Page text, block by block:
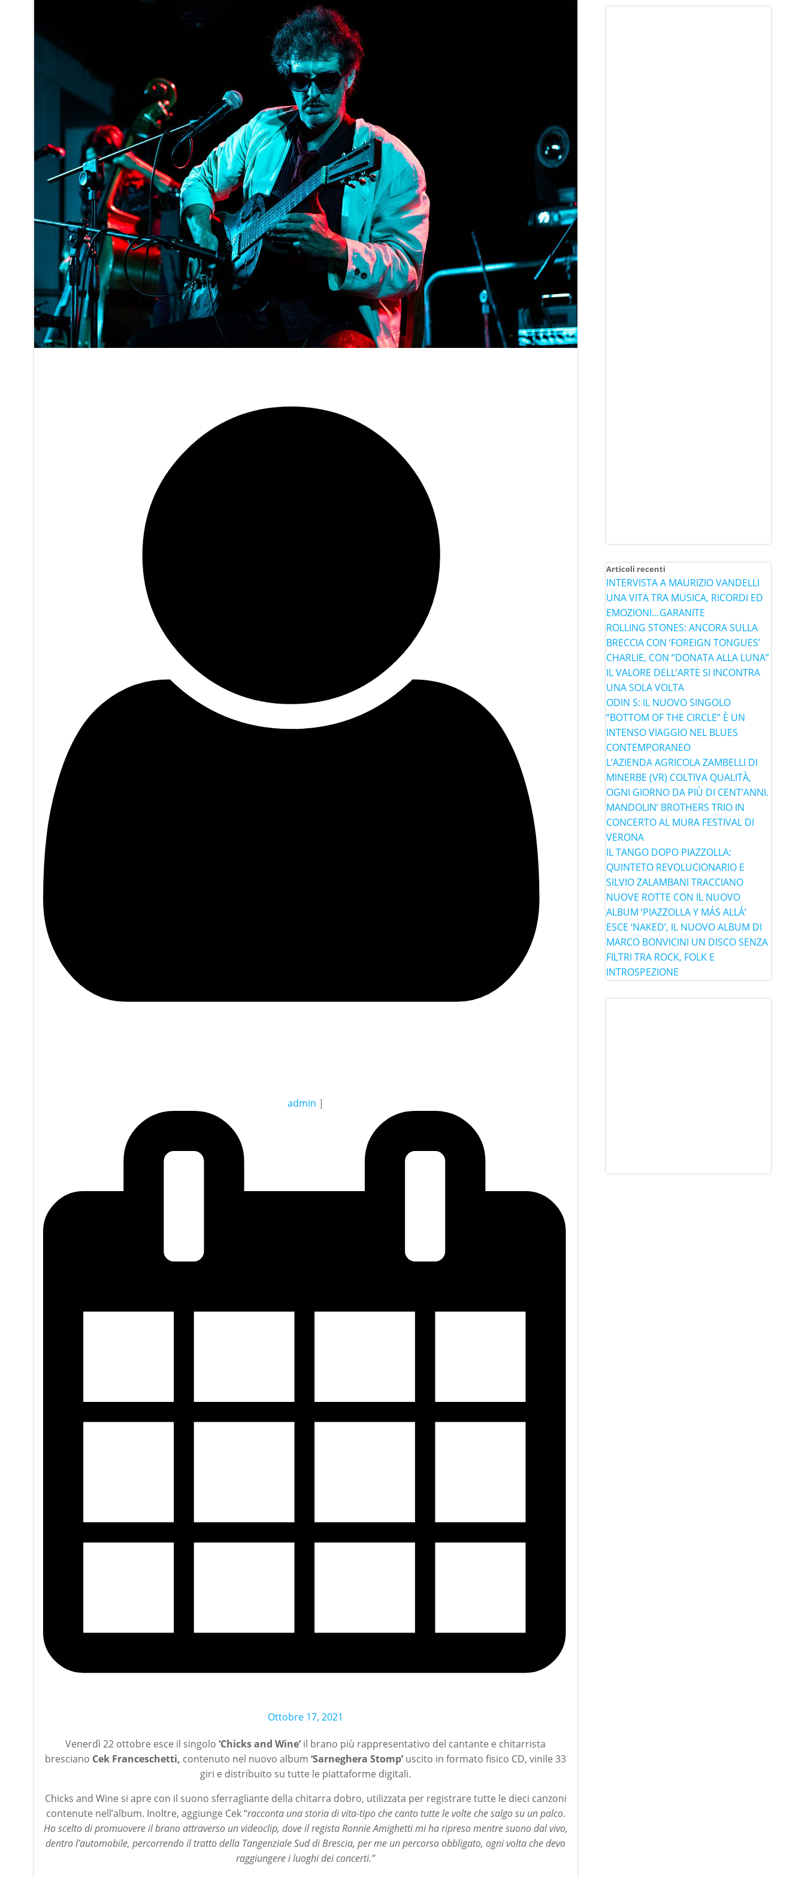
admin |
Ottobre 17, 2021
Venerdì 22 ottobre esce il singolo‘Chicks and Wine’il brano più rappresentativo del cantante e chitarrista
bresciano Cek Franceschetti, contenuto nel nuovo album‘Sarneghera Stomp’uscito in formato fisico CD, vinile 33
giri e distribuito su tutte le piattaforme digitali.
Chicks and Wine si apre con il suono sferragliante della chitarra dobro, utilizzata per registrare tutte le dieci canzoni
contenute nell’album. Inoltre, aggiunge Cek “racconta una storia di vita-tipo che canto tutte le volte che salgo su un palco.
Ho scelto di promuovere il brano attraverso un videoclip, dove il regista Ronnie Amighetti mi ha ripreso mentre suono dal vivo,
dentro l’automobile, percorrendo il tratto della Tangenziale Sud di Brescia, per me un percorso obbligato, ogni volta che devo
raggiungere i luoghi dei concerti.”
Articoli recenti
INTERVISTA A MAURIZIO VANDELLI
UNA VITA TRA MUSICA, RICORDI ED
EMOZIONI…GARANITE
ROLLING STONES: ANCORA SULLA
BRECCIA CON ‘FOREIGN TONGUES’
CHARLIE, CON “DONATA ALLA LUNA”
IL VALORE DELL’ARTE SI INCONTRA
UNA SOLA VOLTA
ODIN S: IL NUOVO SINGOLO
“BOTTOM OF THE CIRCLE” È UN
INTENSO VIAGGIO NEL BLUES
CONTEMPORANEO
L’AZIENDA AGRICOLA ZAMBELLI DI
MINERBE (VR) COLTIVA QUALITÀ,
OGNI GIORNO DA PIÙ DI CENT’ANNI.
MANDOLIN’ BROTHERS TRIO IN
CONCERTO AL MURA FESTIVAL DI
VERONA
IL TANGO DOPO PIAZZOLLA:
QUINTETO REVOLUCIONARIO E
SILVIO ZALAMBANI TRACCIANO
NUOVE ROTTE CON IL NUOVO
ALBUM ‘PIAZZOLLA Y MÁS ALLÁ’
ESCE ‘NAKED’, IL NUOVO ALBUM DI
MARCO BONVICINI UN DISCO SENZA
FILTRI TRA ROCK, FOLK E
INTROSPEZIONE